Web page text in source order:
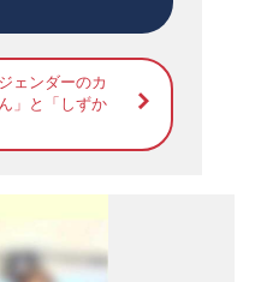
ェンダーのカ
」と「しずか